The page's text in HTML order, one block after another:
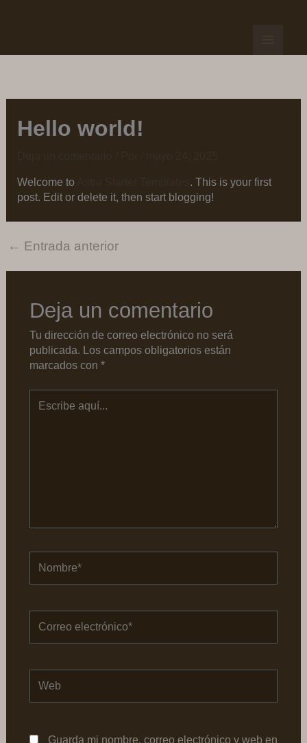
Hello world!
Welcome to
. This is your first
post. Edit or delete it, then start blogging!
← Entrada anterior
Deja un comentario
Tu dirección de correo electrónico no será
publicada.
Los campos obligatorios están
marcados con *
aquí...
electrónico*
Guarda mi nombre, correo electrónico y web en